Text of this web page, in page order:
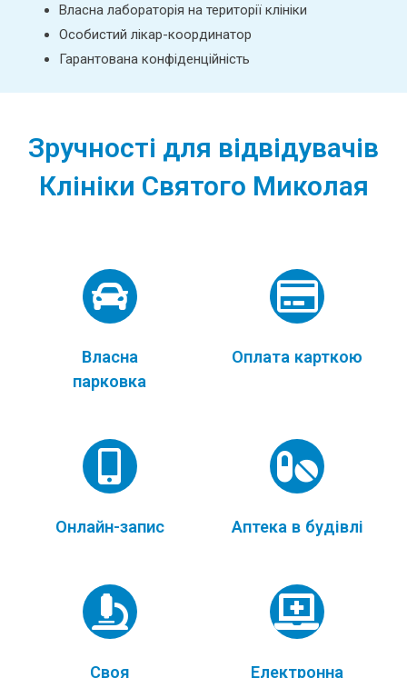
Власна лабораторія на території клініки
Особистий лікар-координатор
Гарантована конфіденційність
Зручності для відвідувачів
Клініки Святого Миколая
Власна
парковка
Оплата карткою
Онлайн-запис Аптека в будівлі
Своя Електронна